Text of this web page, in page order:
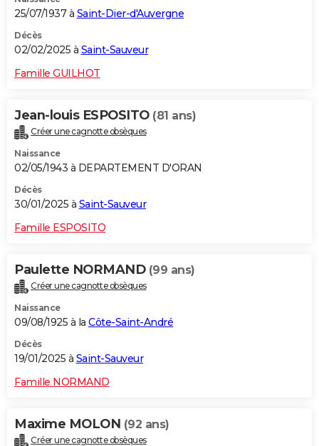
25/07/1937 à Saint-Dier-d'Auvergne
Décès
02/02/2025 à Saint-Sauveur
Famille GUILHOT
Jean-louis ESPOSITO (81 ans)
Créer une cagnotte obsèques
Naissance
02/05/1943 à DEPARTEMENT D'ORAN
Décès
30/01/2025 à Saint-Sauveur
Famille ESPOSITO
Paulette NORMAND (99 ans)
Créer une cagnotte obsèques
Naissance
09/08/1925 à la Côte-Saint-André
Décès
19/01/2025 à Saint-Sauveur
Famille NORMAND
Maxime MOLON (92 ans)
Créer une cagnotte obsèques